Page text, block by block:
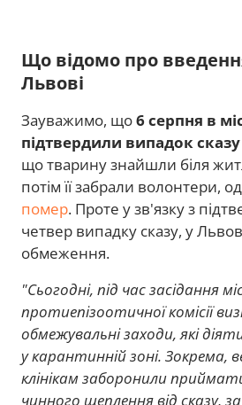
Що відомо про
Львові
Зауважимо, що6 серпня в
підтвердили випадок
що тварину знайшли біля
потім її забрали волонтери,
помер. Проте у зв'язку з
четвер випадку сказу, у
обмеження.
"Сьогодні, під час засідання
протиепізоотичної комісії
обмежувальні заходи, які
у карантинній зоні. Зокрема,
клінікам заборонили
чинного щеплення від сказу,